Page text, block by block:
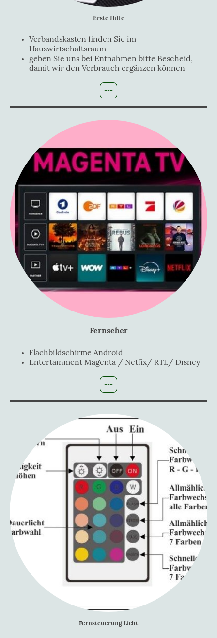
Erste Hilfe
Verbandskasten finden Sie im
Hauswirtschaftsraum
geben Sie uns bei Entnahmen bitte Bescheid,
damit wir den Verbrauch ergänzen können
---
Fernseher
Flachbildschirme Android
Entertainment Magenta / Netfix/ RTL/ Disney
---
Fernsteuerung Licht